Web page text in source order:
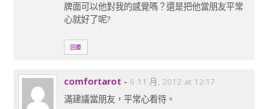
牌面可以他對我的感覺嗎？還是把他當朋友平常
心就好了呢?
回覆
comfortarot - 6 11 月, 2012 at 12:17
滿建議當朋友，平常心看待。